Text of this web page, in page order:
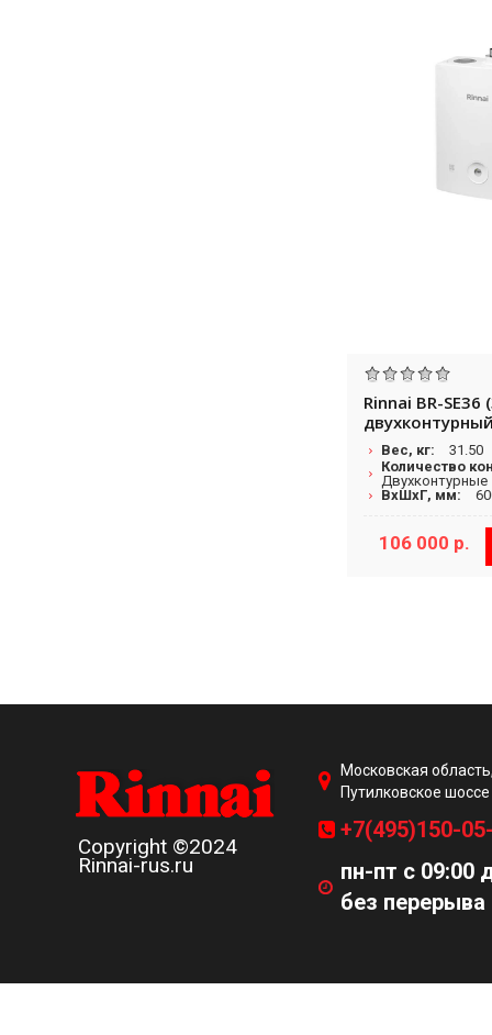
Rinnai BR-SE36
настенный
закрытой
Вес, кг:
31.50
Количество
Двухконтурные
ВхШхГ, мм:
106 000 р.
Copyright ©2024
Rinnai-rus.ru
Московская
Путилковское
+7(495)150-
пн-пт с 09:00
без перерыва